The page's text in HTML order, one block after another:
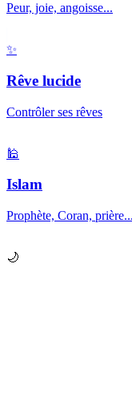
Peur, joie, angoisse...
✨
Rêve lucide
Contrôler ses rêves
🕌
Islam
Prophète, Coran, prière...
🌙